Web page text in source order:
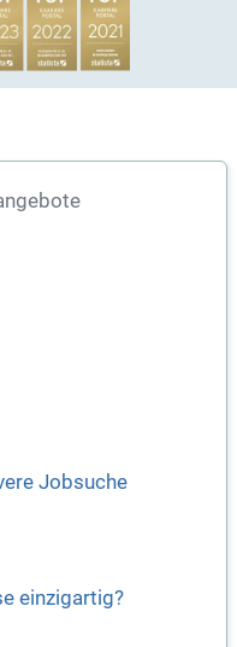
Jobsuche
einzigartig?